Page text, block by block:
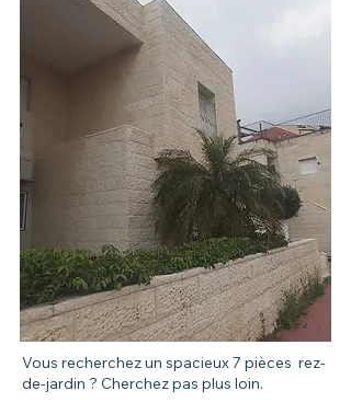
Vous recherchez un spacieux 7 pièces rez-
de-jardin ? Cherchez pas plus loin.